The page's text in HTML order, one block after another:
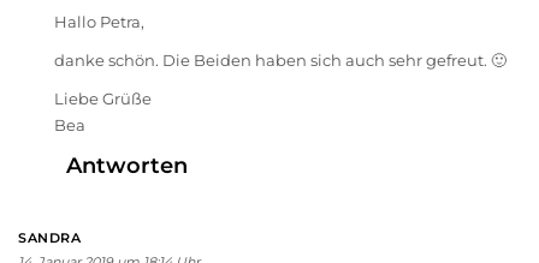
Hallo Petra,
danke schön. Die Beiden haben sich auch sehr gefreut. 🙂
Liebe Grüße
Bea
Antworten
SANDRA